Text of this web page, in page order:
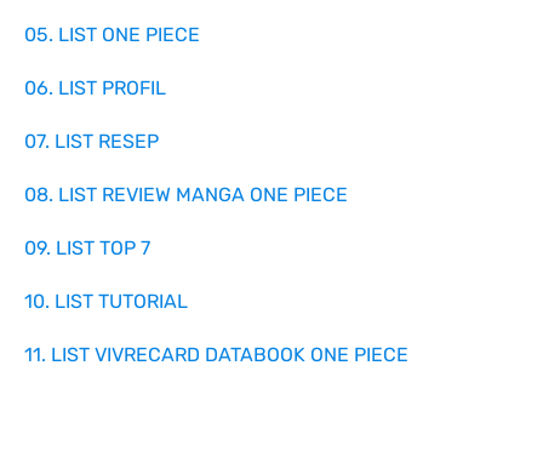
05. LIST ONE PIECE
06. LIST PROFIL
07. LIST RESEP
08. LIST REVIEW MANGA ONE PIECE
09. LIST TOP 7
10. LIST TUTORIAL
11. LIST VIVRECARD DATABOOK ONE PIECE